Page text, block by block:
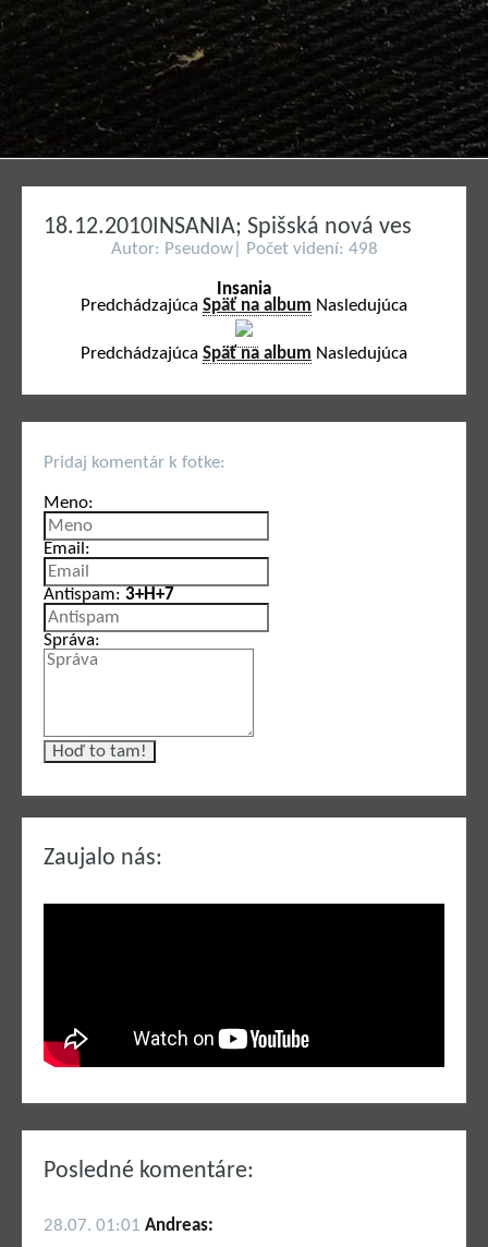
Zaujalo nás:
Posledné komentáre:
28.07. 01:01 Andreas:
18.12.2010INSANIA; Spišská nová ves
Autor: Pseudow| Počet videní: 498
Insania
Predchádzajúca Späť na album Nasledujúca
Predchádzajúca Späť na album Nasledujúca
Pridaj komentár k fotke:
Meno:
Email:
Antispam: 3+H+7
Správa: